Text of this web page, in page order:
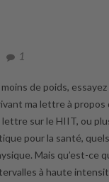
1
de poids,
ma lettre à propos
lettre sur le HIIT, ou
pour la santé,
Mais qu’est-ce
à haute